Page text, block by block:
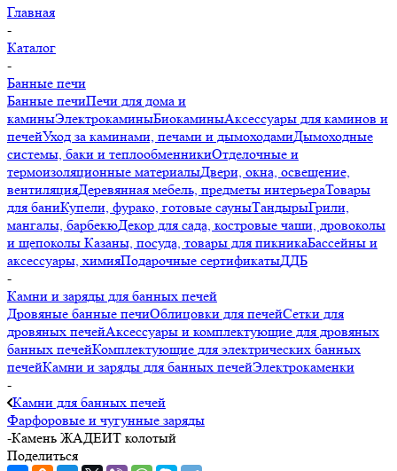
Главная
-
Каталог
-
Банные печи
Банные печиПечи для дома и
каминыЭлектрокаминыБиокаминыАксессуары для каминов и
печейУход за каминами, печами и дымоходамиДымоходные
системы, баки и теплообменникиОтделочные и
термоизоляционные материалыДвери, окна, освещение,
вентиляцияДеревянная мебель, предметы интерьераТовары
для баниКупели, фурако, готовые сауныТандырыГрили,
мангалы, барбекюДекор для сада, костровые чаши, дровоколы
и щепоколы Казаны, посуда, товары для пикникаБассейны и
аксессуары, химияПодарочные сертификатыДДБ
-
Камни и заряды для банных печей
Дровяные банные печиОблицовки для печейСетки для
дровяных печейАксессуары и комплектующие для дровяных
банных печейКомплектующие для электрических банных
печейКамни и заряды для банных печейЭлектрокаменки
-
Камни для банных печей
Фарфоровые и чугунные заряды
-Камень ЖАДЕИТ колотый
Поделиться